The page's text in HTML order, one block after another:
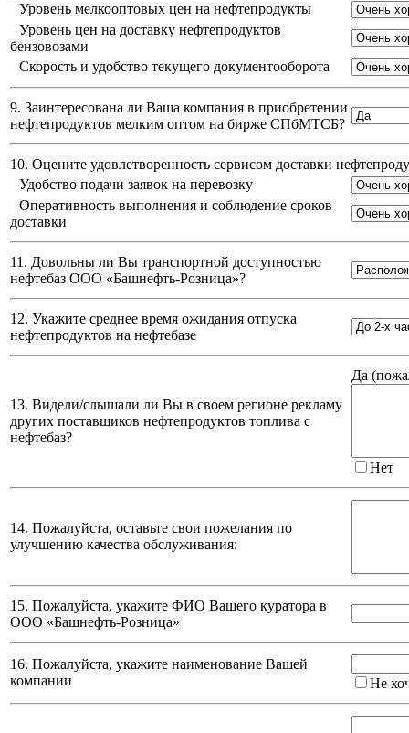
Уровень мелкооптовых цен на нефтепродукты
Уровень цен на доставку нефтепродуктов
бензовозами
Скорость и удобство текущего документооборота
9. Заинтересована ли Ваша компания в приобретении
нефтепродуктов мелким оптом на бирже СПбМТСБ?
10. Оцените удовлетворенность сервисом доставки
Удобство подачи заявок на перевозку
Оперативность выполнения и соблюдение сроков
доставки
11. Довольны ли Вы транспортной доступностью
нефтебаз ООО «Башнефть-Розница»?
12. Укажите среднее время ожидания отпуска
нефтепродуктов на нефтебазе
13. Видели/слышали ли Вы в своем регионе рекламу
других поставщиков нефтепродуктов топлива с
нефтебаз?
Да (
Нет
14. Пожалуйста, оставьте свои пожелания по
улучшению качества обслуживания:
15. Пожалуйста, укажите ФИО Вашего куратора в
ООО «Башнефть-Розница»
16. Пожалуйста, укажите наименование Вашей
компании
Не